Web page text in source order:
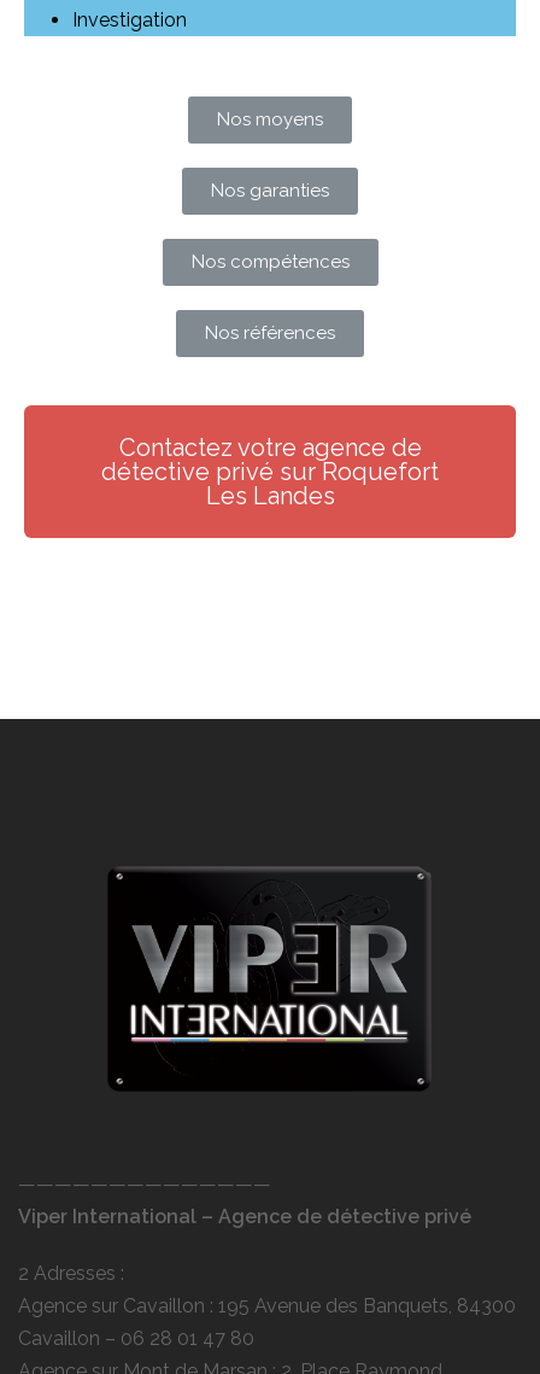
Investigation
Nos moyens
Nos garanties
Nos compétences
Nos références
Contactez votre agence de
détective privé sur Roquefort
Les Landes
——————————————
Viper International – Agence de détective privé
2 Adresses :
Agence sur Cavaillon : 195 Avenue des Banquets, 84300
Cavaillon – 06 28 01 47 80